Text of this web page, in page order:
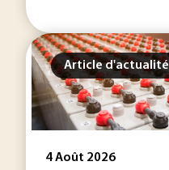
Article d'actualité
4 Août 2026